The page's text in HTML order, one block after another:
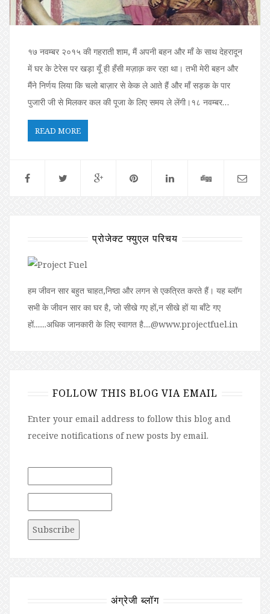
१७ नवम्बर २०१५ की गहराती शाम, मैं अपनी बहन और माँ के साथ देहरादून
में घर के टेरेस पर खड़ा यूँ ही हँसी मज़ाक़ कर रहा था। तभी मेरी बहन और
मैंने निर्णय लिया कि चलो बाज़ार से केक ले आते हैं और माँ सड़क के पार
पुजारी जी से मिलकर कल की पूजा के लिए समय ले लेंगी।१८ नवम्बर…
READ MORE
प्रोजेक्ट फ्युएल परिचय
हम जीवन सार बहुत चाहत,निष्ठा और लगन से एकत्रित करते हैं। यह ब्लॉग
सभी के जीवन सार का घर है, जो सीखे गए हों,न सीखे हों या बॉंटे गए
हों.......अधिक जानकारी के लिए स्वागत है....@www.projectfuel.in
FOLLOW THIS BLOG VIA EMAIL
Enter your email address to follow this blog and
receive notifications of new posts by email.
अंग्रेजी ब्लॉग